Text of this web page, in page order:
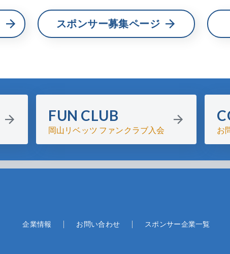
スポンサー募集ページ
FUN CLUB
岡山リベッツ ファンクラブ入会 お
企業情報 お問い合わせ スポンサー企業一覧